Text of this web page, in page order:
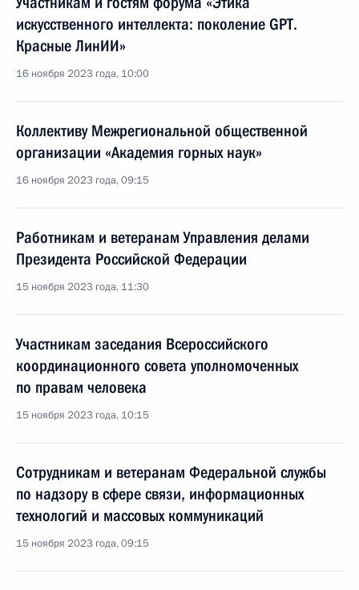
искусственного интеллекта: поколение GPT.
Красные ЛинИИ»
16 ноября 2023 года, 10:00
Коллективу Межрегиональной общественной
организации «Академия горных наук»
16 ноября 2023 года, 09:15
Работникам и ветеранам Управления делами
Президента Российской Федерации
15 ноября 2023 года, 11:30
Участникам заседания Всероссийского
координационного совета уполномоченных
по правам человека
15 ноября 2023 года, 10:15
Сотрудникам и ветеранам Федеральной службы
по надзору в сфере связи, информационных
технологий и массовых коммуникаций
15 ноября 2023 года, 09:15